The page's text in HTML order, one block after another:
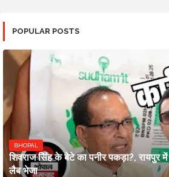
POPULAR POSTS
BHOPAL
शिवराज सिंह के बेटे का पनीर पकड़ा?, रायपुर में
लैब भेजा